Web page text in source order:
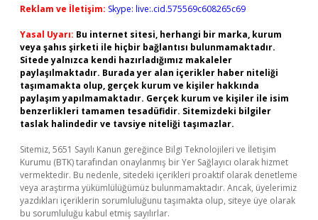
Reklam ve İletişim: Skype: live:.cid.575569c608265c69
Yasal Uyarı: Bu internet sitesi, herhangi bir marka, kurum
veya şahıs şirketi ile hiçbir bağlantısı bulunmamaktadır.
Sitede yalnızca kendi hazırladığımız makaleler
paylaşılmaktadır. Burada yer alan içerikler haber niteliği
taşımamakta olup, gerçek kurum ve kişiler hakkında
paylaşım yapılmamaktadır. Gerçek kurum ve kişiler ile isim
benzerlikleri tamamen tesadüfidir. Sitemizdeki bilgiler
taslak halindedir ve tavsiye niteliği taşımazlar.
Sitemiz, 5651 Sayılı Kanun gereğince Bilgi Teknolojileri ve İletişim
Kurumu (BTK) tarafından onaylanmış bir Yer Sağlayıcı olarak hizmet
vermektedir. Bu nedenle, sitedeki içerikleri proaktif olarak denetleme
veya araştırma yükümlülüğümüz bulunmamaktadır. Ancak, üyelerimiz
yazdıkları içeriklerin sorumluluğunu taşımakta olup, siteye üye olarak
bu sorumluluğu kabul etmiş sayılırlar.